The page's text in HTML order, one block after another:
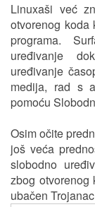
Linuxaši već
otvorenog koda
programa.
uređivanje
uređivanje
medija, rad s
pomoću
Osim očite
još veća
slobodno
zbog otvorenog
ubačen